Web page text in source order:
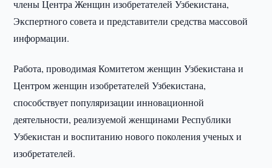
члены Центра Женщин изобретателей Узбекистана,
Экспертного совета и представители средства массовой
информации.
Работа, проводимая Комитетом женщин Узбекистана и
Центром женщин изобретателей Узбекистана,
способствует популяризации инновационной
деятельности, реализуемой женщинами Республики
Узбекистан и воспитанию нового поколения ученых и
изобретателей.